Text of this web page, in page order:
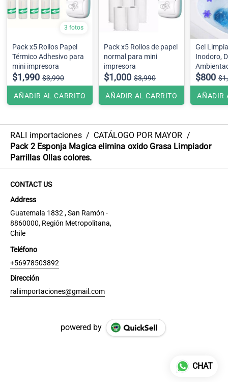
3 fotos
Pack x5 Rollos Papel
Térmico Adhesivo para
mini impresora
$1,990 $3,990
AÑADIR AL CARRITO
Pack x5 Rollos de papel
normal para mini
impresora
$1,000 $3,990
AÑADIR AL CARRITO
Gel
Inodoro,
de Flor.
$800
AÑADIR
RALI importaciones / CATÁLOGO POR MAYOR /
Pack 2 Esponja Magica elimina oxido Grasa Limpiador
Parrillas Ollas colores.
CONTACT US
Address
Guatemala 1832 , San Ramón -
8860000, Región Metropolitana,
Chile
Teléfono
+56978503892
Dirección
raliimportaciones@gmail.com
powered by
CHAT